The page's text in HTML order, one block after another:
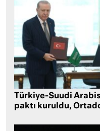
Türkiye-Suudi
paktı kuruldu,